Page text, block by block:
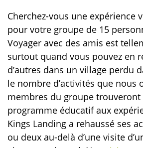
Cherchez-vous une expérience
pour votre groupe de 15
Voyager avec des amis est
surtout quand vous pouvez en
d’autres dans un village perdu
le nombre d’activités que nous
membres du groupe
programme éducatif aux
Kings Landing a rehaussé ses
ou deux au-delà d’une visite